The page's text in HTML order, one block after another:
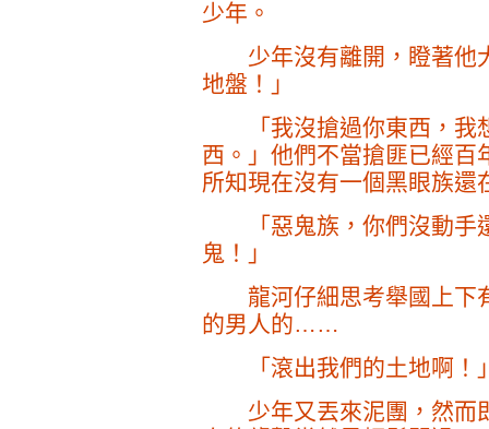
少年。
少年沒有離開，瞪著他
地盤！」
「我沒搶過你東西，我
西。」他們不當搶匪已經百
所知現在沒有一個黑眼族還
「惡鬼族，你們沒動手
鬼！」
龍河仔細思考舉國上下
的男人的……
「滾出我們的土地啊！
少年又丟來泥團，然而